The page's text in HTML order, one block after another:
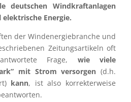
deutschen Windkraft­an­la­gen
Energie.
der Windener­gie­bran­che und
Zeitungs­ar­ti­keln oft
Frage, wie viele
mit Strom versor­gen (d.h.
kann, ist also korrek­ter­weise